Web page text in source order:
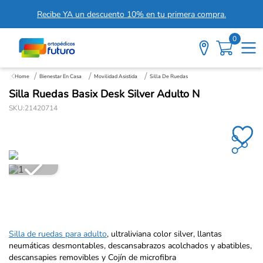
Recibe YA un descuento 10% en tu primera compra.
0
Bienestar En Casa Movilidad Asistida Silla De Ruedas
Silla Ruedas Basix Desk Silver Adulto N
SKU:21420714
Silla de ruedas para adulto, ultraliviana color silver, llantas
neumáticas desmontables, descansabrazos acolchados y abatibles,
descansapies removibles y Cojín de microfibra